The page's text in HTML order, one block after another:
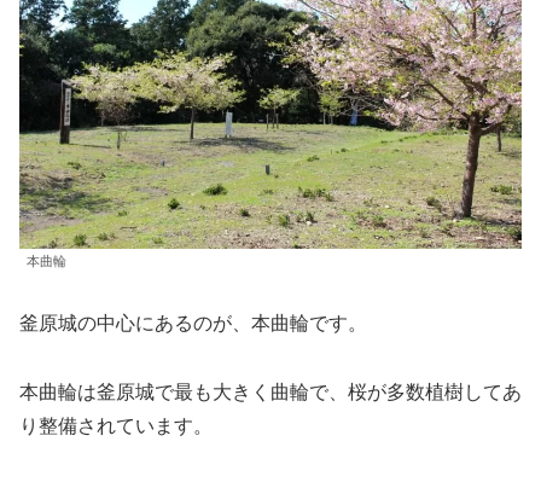
本曲輪
釜原城の中心にあるのが、本曲輪です。
本曲輪は釜原城で最も大きく曲輪で、桜が多数植樹してあ
り整備されています。